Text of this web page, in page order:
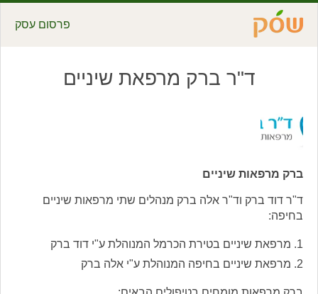
פרסום עסק
ד"ר ברק מרפאת שיניים
ברק מרפאות שיניים
ד"ר דוד ברק וד"ר אלה ברק מנהלים שתי מרפאות שיניים
בחיפה:
מרפאת שיניים בטירת הכרמל המנוהלת ע"י דוד ברק
מרפאת שיניים בחיפה המנוהלת ע"י אלה ברק